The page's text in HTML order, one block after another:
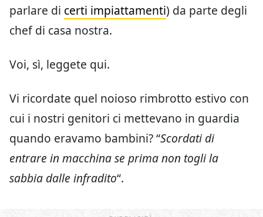
parlare di certi impiattamenti) da parte degli
chef di casa nostra.
Voi, sì, leggete qui.
Vi ricordate quel noioso rimbrotto estivo con
cui i nostri genitori ci mettevano in guardia
quando eravamo bambini? “Scordati di
entrare in macchina se prima non togli la
sabbia dalle infradito“.